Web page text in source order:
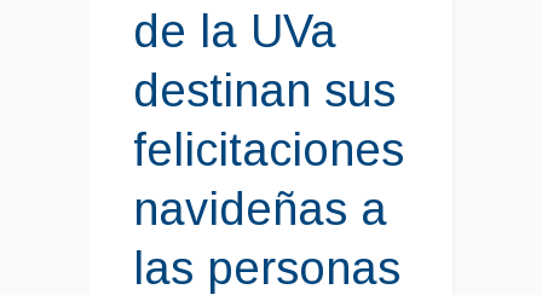
de la UVa
destinan sus
felicitaciones
navideñas a
las personas